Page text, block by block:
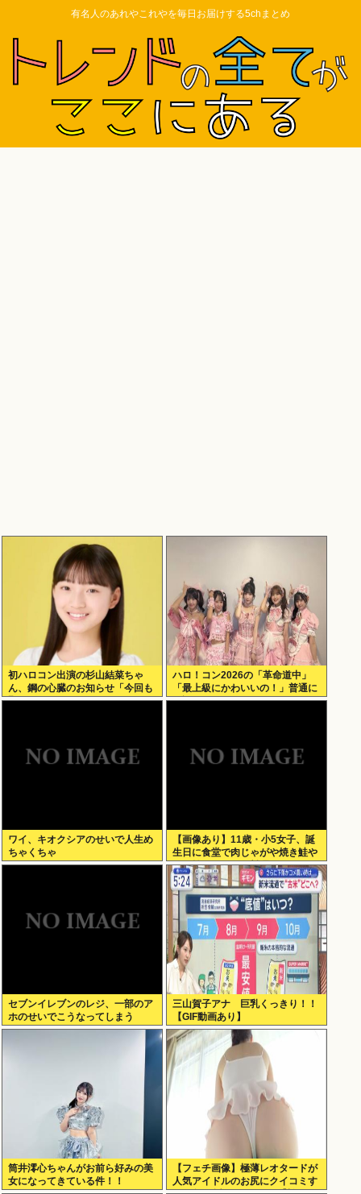
有名人のあれやこれやを毎日お届けする5chまとめ
初ハロコン出演の杉山結菜ちゃ
ん、鋼の心臓のお知らせ「今回も
緊張してません」
ハロ！コン2026の「革命道中」
「最上級にかわいいの！」普通に
好評wwwww
ワイ、キオクシアのせいで人生め
ちゃくちゃ
【画像あり】11歳・小5女子、誕
生日に食堂で肉じゃがや焼き鮭や
玉子焼きなど一品料理をオジサン
みたいに食べる
セブンイレブンのレジ、一部のア
ホのせいでこうなってしまう
三山賀子アナ 巨乳くっきり！！
【GIF動画あり】
筒井澪心ちゃんがお前ら好みの美
女になってきている件！！
【フェチ画像】極薄レオタードが
人気アイドルのお尻にクイコミす